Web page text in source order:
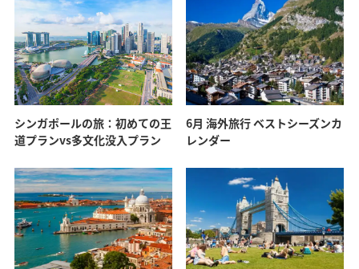
シンガポールの旅：初めての王
道プランvs多文化没入プラン
6月 海外旅行 ベストシーズンカ
レンダー